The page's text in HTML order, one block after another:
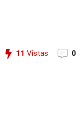
11 Vistas 0